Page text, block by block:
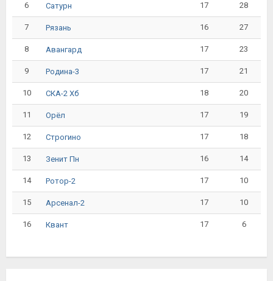
6 Сатурн 17 28
7 Рязань 16 27
8 Авангард 17 23
9 Родина-3 17 21
10 СКА-2 Хб 18 20
11 Орёл 17 19
12 Строгино 17 18
13 Зенит Пн 16 14
14 Ротор-2 17 10
15 Арсенал-2 17 10
16 Квант 17 6